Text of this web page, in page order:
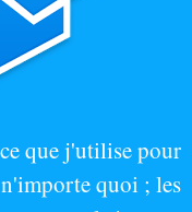
que j'utilise pour
quoi ; les